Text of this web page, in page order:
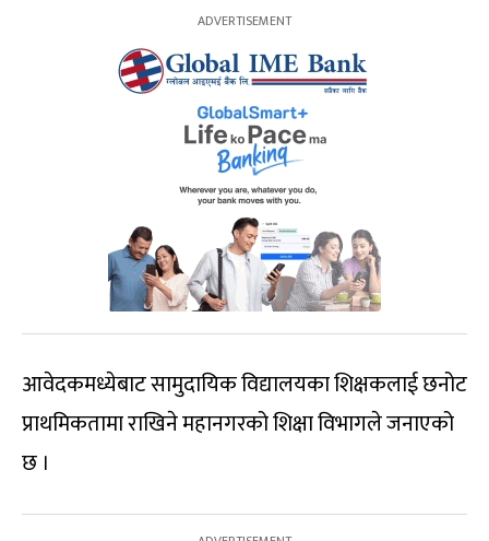
आवेदकमध्येबाट सामुदायिक विद्यालयका शिक्षकलाई छनोट
प्राथमिकतामा राखिने महानगरको शिक्षा विभागले जनाएको
छ ।